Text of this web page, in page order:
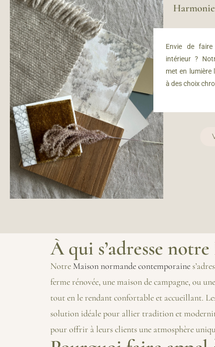
Envie de
intérieur ?
met en lumière
à des choix
À qui s’adresse
Notre Maison normande contemporaine
ferme rénovée, une maison de campagne, ou
tout en le rendant confortable et accueillant.
solution idéale pour allier tradition et
pour offrir à leurs clients une atmosphère